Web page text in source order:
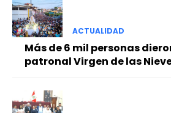
ACTUALIDAD
Más de 6 mil personas
patronal Virgen de las